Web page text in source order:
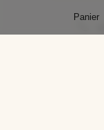
Panier